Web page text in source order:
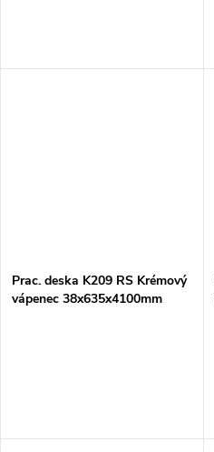
Prac. deska K209 RS Krémový
vápenec 38x635x4100mm